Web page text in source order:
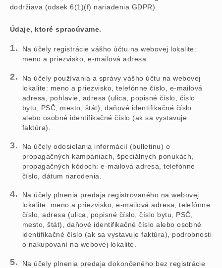
dodržiava (odsek 6(1)(f) nariadenia GDPR).
Údaje, ktoré spracúvame.
Na účely registrácie vášho účtu na webovej lokalite:
meno a priezvisko, e-mailová adresa.
Na účely používania a správy vášho účtu na webovej
lokalite: meno a priezvisko, telefónne číslo, e-mailová
adresa, pohlavie, adresa (ulica, popisné číslo, číslo
bytu, PSČ, mesto, štát), daňové identifikačné číslo
alebo osobné identifikačné číslo (ak sa vystavuje
faktúra).
Na účely odosielania informácií (bulletinu) o
propagačných kampaniach, špeciálnych ponukách,
propagačných kódoch: e-mailová adresa, telefónne
číslo, dátum narodenia.
Na účely plnenia predaja registrovaného na webovej
lokalite: meno a priezvisko, e-mailová adresa, telefónne
číslo, adresa (ulica, popisné číslo, číslo bytu, PSČ,
mesto, štát), daňové identifikačné číslo alebo osobné
identifikačné číslo (ak sa vystavuje faktúra), podrobnosti
o nakupovaní na webovej lokalite.
Na účely plnenia predaja dokončeného bez registrácie